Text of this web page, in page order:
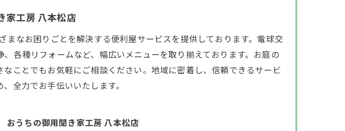
家工房 八本松店
まなお困りごとを解決する便利屋サービスを提供しております。​電球交
、各種リフォームなど、幅広いメニューを取り揃えております。​お庭の
ことでもお気軽にご相談ください。​地域に密着し、信頼できるサービ
全力でお手伝いいたします。
おうちの御用聞き家工房 八本松店